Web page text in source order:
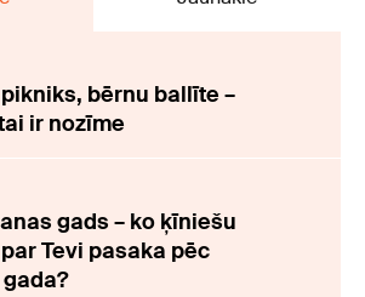
bērnu ballīte –
ir nozīme
gads – ko ķīniešu
Tevi pasaka pēc